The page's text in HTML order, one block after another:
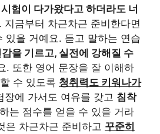
험이 다가왔다고 하더라도 너
. 지금부터 차근차근 준비한다면
있을 거예요. 듣고 말하는 연습
을 기르고, 실전에 강해질 수
. 또한 영어 문장을 잘 이해하
수 있도록 청취력도 키워나가
장에 가서도 여유를 갖고 침착
는 점수를 얻을 수 있을 거라
은 차근차근 준비하고 꾸준히